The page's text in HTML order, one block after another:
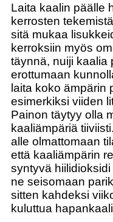
Laita kaalin päälle
kerrosten
sitä mukaa
kerroksiin myös
täynnä, nuiji kaalia
erottumaan
laita koko ämpärin
esimerkiksi viiden
Painon täytyy olla
kaaliämpäriä
alle olmattomaan
että kaaliämpärin
syntyvä
ne seisomaan
sitten kahdeksi
kuluttua